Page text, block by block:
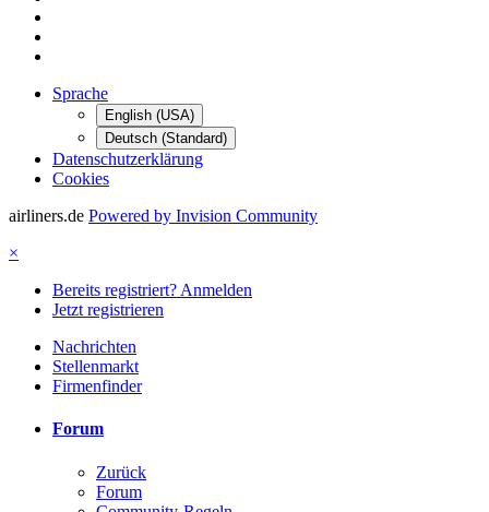
Sprache
English (USA)
Deutsch (Standard)
Datenschutzerklärung
Cookies
airliners.de Powered by Invision Community
×
Bereits registriert? Anmelden
Jetzt registrieren
Nachrichten
Stellenmarkt
Firmenfinder
Forum
Zurück
Forum